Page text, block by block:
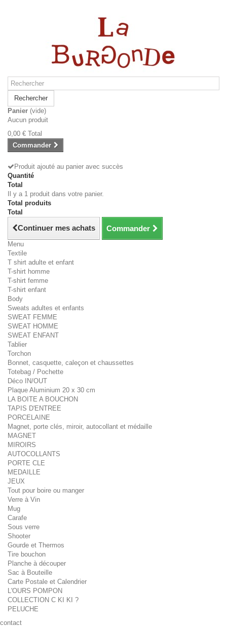
Rechercher
Panier (vide)
Aucun produit
0,00 € Total
Commander
Produit ajouté au panier avec succès
Quantité
Total
Il y a 1 produit dans votre panier.
Total produits
Total
Continuer mes achats Commander
Menu
Textile
T shirt adulte et enfant
T-shirt homme
T-shirt femme
T-shirt enfant
Body
Sweats adultes et enfants
SWEAT FEMME
SWEAT HOMME
SWEAT ENFANT
Tablier
Torchon
Bonnet, casquette, caleçon et chaussettes
Totebag / Pochette
Déco IN/OUT
Plaque Aluminium 20 x 30 cm
LA BOITE A BOUCHON
TAPIS D'ENTREE
PORCELAINE
Magnet, porte clés, miroir, autocollant et médaille
MAGNET
MIROIRS
AUTOCOLLANTS
PORTE CLE
MEDAILLE
JEUX
Tout pour boire ou manger
Verre à Vin
Mug
Carafe
Sous verre
Shooter
Gourde et Thermos
Tire bouchon
Planche à découper
Sac à Bouteille
Carte Postale et Calendrier
L'OURS POMPON
COLLECTION C KI KI ?
PELUCHE
contact